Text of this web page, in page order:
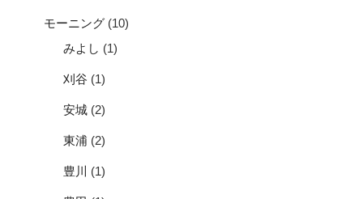
モーニング (10)
みよし (1)
刈谷 (1)
安城 (2)
東浦 (2)
豊川 (1)